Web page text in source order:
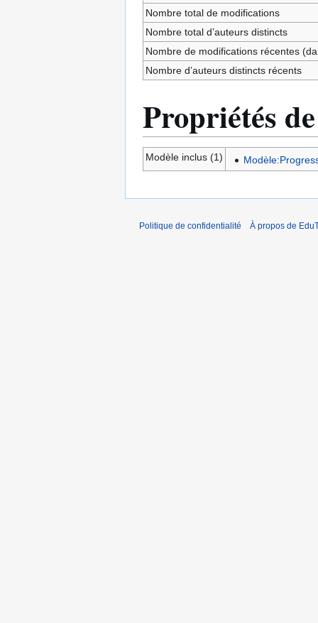
Nombre total de modifications
Nombre total d’auteurs distincts
Nombre de modifications récentes
Nombre d’auteurs distincts récents
Propriétés
Modèle inclus (1)
Politique de confidentialité À propos de